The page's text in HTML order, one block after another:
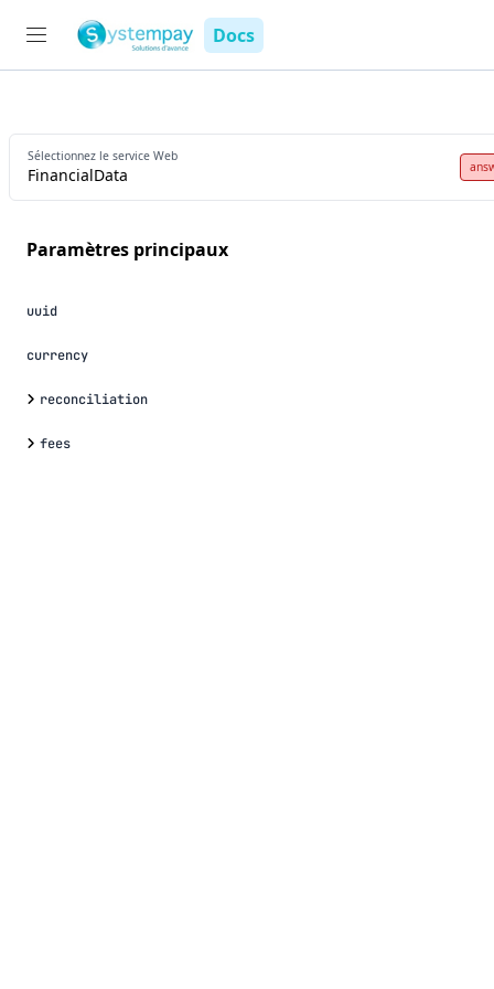
Docs
Sélectionnez le service Web
FinancialData
Paramètres principaux
uuid
currency
reconciliation
fees